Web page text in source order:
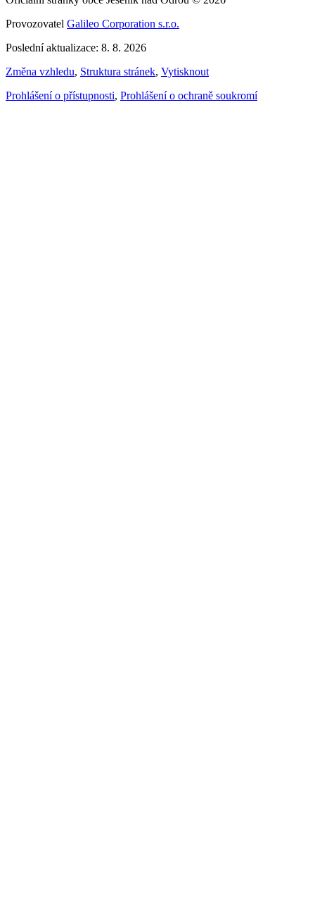
Provozovatel Galileo Corporation s.r.o.
Poslední aktualizace: 8. 8. 2026
Změna vzhledu, Struktura stránek, Vytisknout
Prohlášení o přístupnosti, Prohlášení o ochraně soukromí